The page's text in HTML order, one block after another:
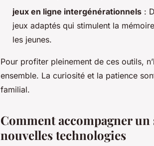
jeux en ligne intergénérationnels :
jeux adaptés qui stimulent la
les jeunes.
Pour profiter pleinement de ces outils,
ensemble. La curiosité et la patience
familial.
Comment accompagner
nouvelles technologies